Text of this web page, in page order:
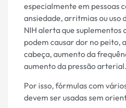
especialmente em pessoas
ansiedade, arritmias ou uso
NIH alerta que
podem causar dor no peito,
cabeça, aumento da
aumento da pressão arterial.
Por isso, fórmulas com
devem ser usadas sem